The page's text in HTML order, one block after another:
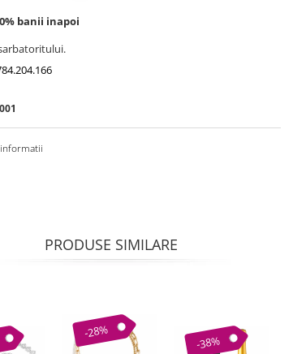
banii inapoi
PRODUSE SIMILARE
-28%
-38%